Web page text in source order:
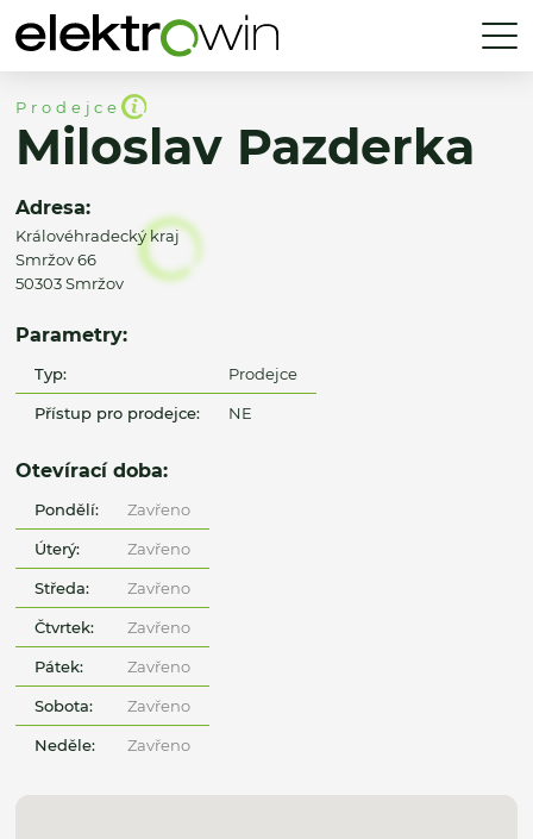
Prodejce
Miloslav Pazderka
Adresa:
Královéhradecký kraj
Smržov 66
50303 Smržov
Parametry:
Typ: Prodejce
Přístup pro prodejce: NE
Otevírací doba:
Pondělí: Zavřeno
Úterý: Zavřeno
Středa: Zavřeno
Čtvrtek: Zavřeno
Pátek: Zavřeno
Sobota: Zavřeno
Neděle: Zavřeno